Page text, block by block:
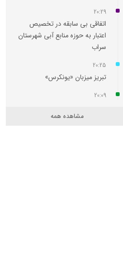
20:29
اتفاقی بی سابقه در تخصیص
اعتبار به حوزه منابع آبی شهرستان
سراب
20:25
تبریز میزبان «یونکرس»
20:09
مشاهده همه